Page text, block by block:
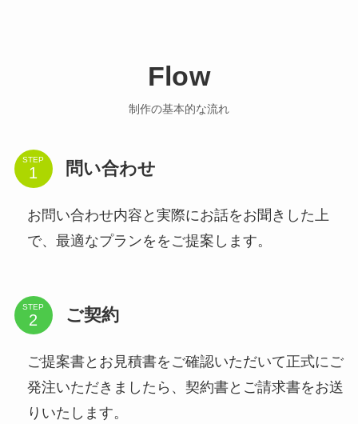
Flow
制作の基本的な流れ
STEP 問い合わせ
お問い合わせ内容と実際にお話をお聞きした上
で、最適なプランををご提案します。
STEP ご契約
ご提案書とお見積書をご確認いただいて正式にご
発注いただきましたら、契約書とご請求書をお送
りいたします。